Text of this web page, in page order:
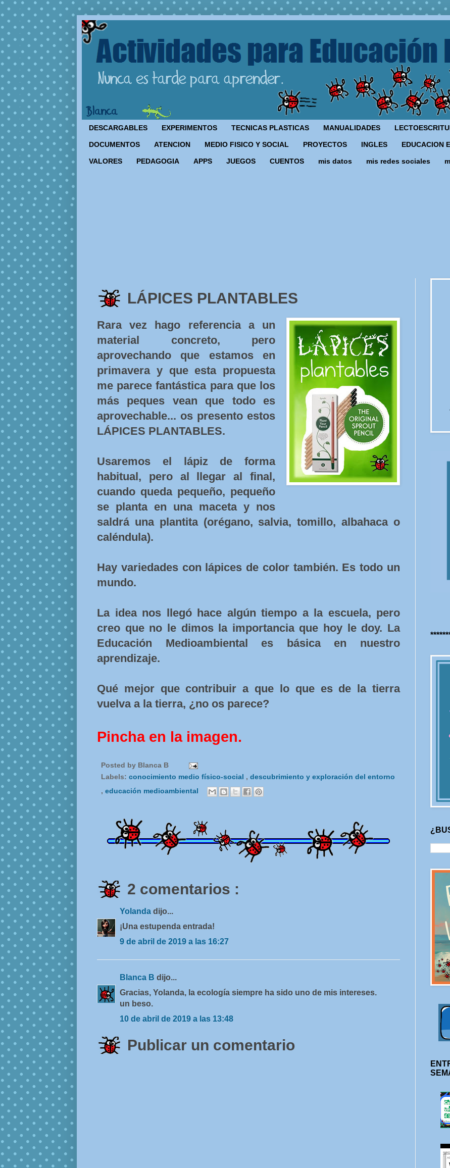
DESCARGABLES EXPERIMENTOS TECNICAS PLASTICAS MANUALIDADES
DOCUMENTOS ATENCION MEDIO FISICO Y SOCIAL PROYECTOS INGLES EDUCACION
VALORES PEDAGOGIA APPS JUEGOS CUENTOS mis datos mis redes sociales
LÁPICES PLANTABLES
Rara vez hago referencia a un
material concreto, pero
aprovechando que estamos en
primavera y que esta propuesta
me parece fantástica para que los
más peques vean que todo es
aprovechable... os presento estos
LÁPICES PLANTABLES.
Usaremos el lápiz de forma
habitual, pero al llegar al final,
cuando queda pequeño, pequeño
se planta en una maceta y nos
saldrá una plantita (orégano, salvia, tomillo, albahaca o
caléndula).
Hay variedades con lápices de color también. Es todo un
mundo.
La idea nos llegó hace algún tiempo a la escuela, pero
creo que no le dimos la importancia que hoy le doy. La
Educación Medioambiental es básica en nuestro
aprendizaje.
Qué mejor que contribuir a que lo que es de la tierra
vuelva a la tierra, ¿no os parece?
Pincha en la imagen.
Posted by Blanca B
Labels: conocimiento medio físico-social , descubrimiento y exploración del entorno
, educación medioambiental
2 comentarios :
Yolanda dijo...
¡Una estupenda entrada!
9 de abril de 2019 a las 16:27
Blanca B dijo...
Gracias, Yolanda, la ecología siempre ha sido uno de mis intereses.
un beso.
10 de abril de 2019 a las 13:48
Publicar un comentario